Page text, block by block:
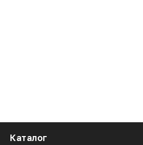
Каталог